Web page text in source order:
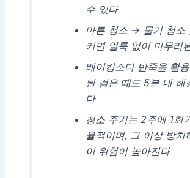
수 있다
마른 청소 → 물기 청소
키면 얼룩 없이 마무리
베이킹소다 반죽을 활
된 검은 때도 5분 내 해
다
청소 주기는 2주에 1회
율적이며, 그 이상 방치
이 위험이 높아진다